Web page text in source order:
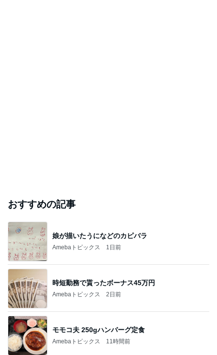
おすすめの記事
娘が描いたうになどのカピバラ
Amebaトピックス 1日前
時短勤務で貰ったボーナス45万円
Amebaトピックス 2日前
モモコ夫 250gハンバーグ定食
Amebaトピックス 11時間前